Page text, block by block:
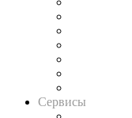
Сервисы